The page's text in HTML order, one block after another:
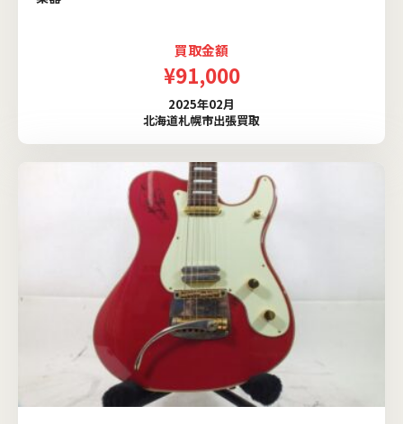
買取金額
¥91,000
2025年02月
北海道札幌市出張買取